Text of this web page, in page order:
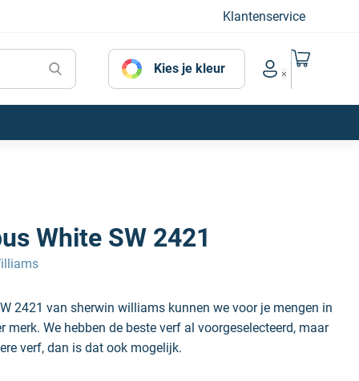
Klantenservice
Kies je kleur
Account menu
Naar mijn
White SW 2421
2421 van sherwin williams kunnen we voor je mengen in
merk. We hebben de beste verf al voorgeselecteerd, maar
verf, dan is dat ook mogelijk.